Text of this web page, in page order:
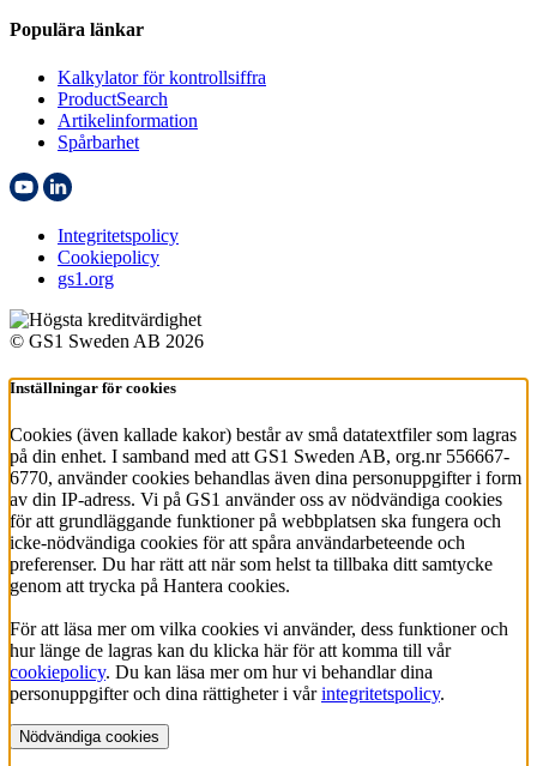
Populära länkar
Kalkylator för kontrollsiffra
ProductSearch
Artikelinformation
Spårbarhet
Integritetspolicy
Cookiepolicy
gs1.org
© GS1 Sweden AB 2026
Inställningar för cookies
Cookies (även kallade kakor) består av små datatextfiler som lagras
på din enhet. I samband med att GS1 Sweden AB, org.nr 556667-
6770, använder cookies behandlas även dina personuppgifter i form
av din IP-adress. Vi på GS1 använder oss av nödvändiga cookies
för att grundläggande funktioner på webbplatsen ska fungera och
icke-nödvändiga cookies för att spåra användarbeteende och
preferenser. Du har rätt att när som helst ta tillbaka ditt samtycke
genom att trycka på Hantera cookies.
För att läsa mer om vilka cookies vi använder, dess funktioner och
hur länge de lagras kan du klicka här för att komma till vår
cookiepolicy. Du kan läsa mer om hur vi behandlar dina
personuppgifter och dina rättigheter i vårintegritetspolicy.
Nödvändiga cookies